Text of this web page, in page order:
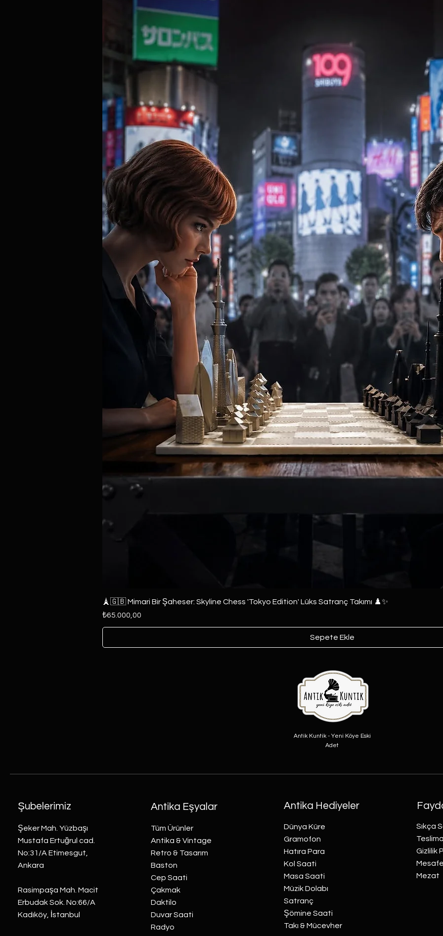
🗼🇬🇧 Mimari Bir Şaheser: Skyline Chess 'Tokyo Edition' Lüks Satranç Takımı ♟️✨
Fiyat
₺65.000,00
Sepete Ekle
Antik Kuntik - Yeni Köye Eski
Adet
Şubelerimiz
Şeker Mah. Yüzbaşı
Mustafa Ertuğrul cad.
No:31/A Etimesgut,
Ankara
Rasimpaşa Mah. Macit
Erbudak Sok. No:66/A
Kadıköy, İstanbul
Antika Eşyalar
Tüm Ürünler
Antika & Vintage
Retro & Tasarım
Baston
Cep Saati
Çakmak
Daktilo
Duvar Saati
Radyo
Antika Hediyeler
Dünya Küre
Gramofon
Hatıra Para
Kol Saati
Masa Saati
Müzik Dolabı
Satranç
Şömine Saati
Takı & Mücevher
Sıkça
Gizlilik
Mezat